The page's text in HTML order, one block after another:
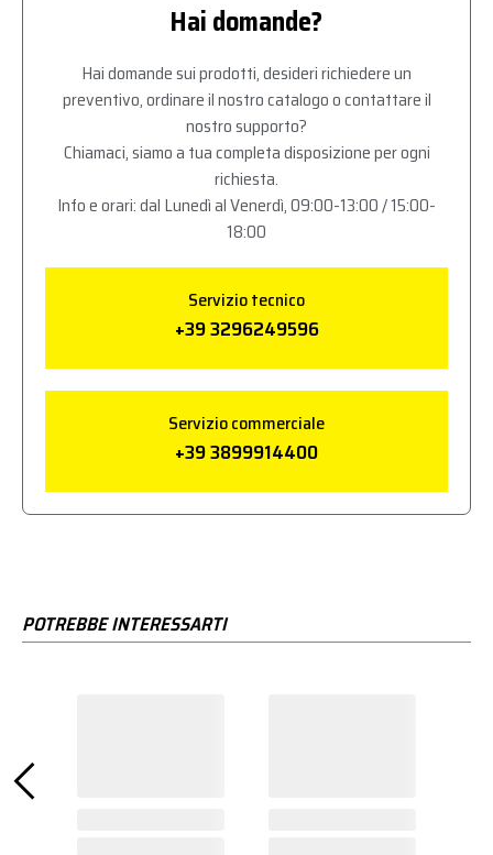
Hai domande?
Hai domande sui prodotti, desideri richiedere un
preventivo, ordinare il nostro catalogo o contattare il
nostro supporto?
Chiamaci, siamo a tua completa disposizione per ogni
richiesta.
Info e orari: dal Lunedì al Venerdì, 09:00-13:00 / 15:00-
18:00
Servizio tecnico
+39 3296249596
Servizio commerciale
+39 3899914400
POTREBBE INTERESSARTI